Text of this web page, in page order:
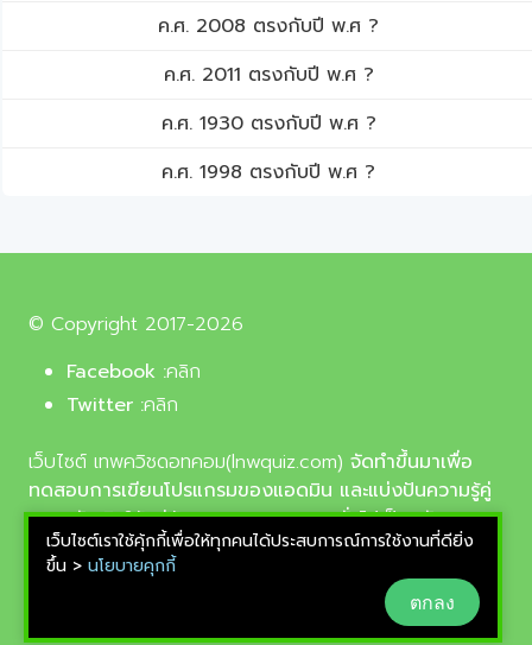
ค.ศ. 2008 ตรงกับปี พ.ศ ?
ค.ศ. 2011 ตรงกับปี พ.ศ ?
ค.ศ. 1930 ตรงกับปี พ.ศ ?
ค.ศ. 1998 ตรงกับปี พ.ศ ?
© Copyright 2017-2026
Facebook :คลิก
Twitter :คลิก
เว็บไซต์ เทพควิชดอทคอม(lnwquiz.com) จัดทำขึ้นมาเพื่อ
ทดสอบการเขียนโปรแกรมของแอดมิน และแบ่งปันความรู้คู่
ความบันเทิงให้แก่น้อง ๆ ตลอดจนบุคลทั่วไปเป็นหลัก,
รูปภาพที่นำมาใช้ประกอบบทความเป็นรูปภาพจากเว็บ
pixabay.com และunsplash.com ซึ่งเป็นเว็บแจกรูปฟรี
ลิขสิทธิ์แบบ CC0 ที่ช่างภาพจากทั่วโลกอัพโหลดไว้ให้
สามารถนำมาใช้ฟรีได้
เว็บไซต์เราใช้คุ้กกี้เพื่อให้ทุกคนได้ประสบการณ์การใช้งานที่ดียิ่ง
ขึ้น > นโยบายคุกกี้
ตกลง